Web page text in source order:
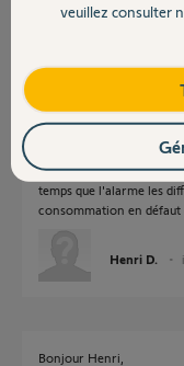
Contact
Bonne journée,
Thomas M.
Apres analyse, sur
temps que l'alarme les
consommation en défaut
Henri D.
Bonjour Henri,
veuillez consulter